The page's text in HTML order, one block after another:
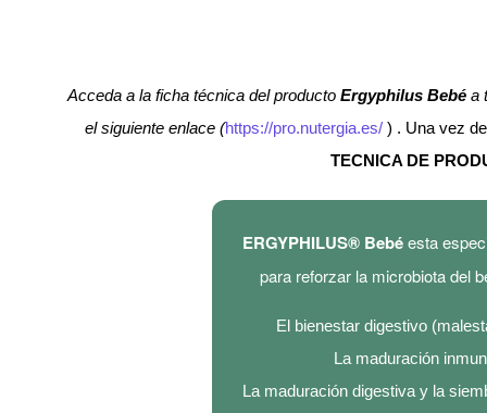
Acceda a la ficha técnica del producto Ergyphilus Bebéa
el siguiente enlace (https://pro.nutergia.es/ ) . Una vez
TECNICA DE
ERGYPHILUS® Bebéesta
para reforzar la microbiota del
El bienestar digestivo
La maduración
La maduración digestiva y la